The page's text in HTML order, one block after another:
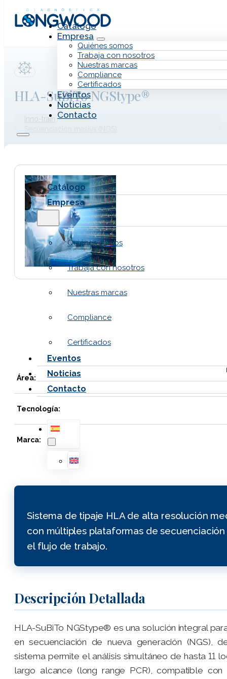
Saltar al contenido principal
Catálogo
Empresa
Quiénes somos
Trabaja con nosotros
Nuestras marcas
Compliance
Certificados
Eventos
Noticias
Contacto
Catálogo
Empresa
Quiénes somos
Trabaja con nosotros
Nuestras marcas
Compliance
Certificados
Eventos
Noticias
Contacto
HLA-SuBiTo NGStype®
Inno-train
Sistema de tipaje HLA de alta resolución
con múltiples plataformas de
el flujo de trabajo.
Descripción Detallada
HLA-SuBiTo NGStype® es una solución integral
en secuenciación de nueva generación (NGS),
sistema permite el análisis simultáneo de hasta 11
largo alcance (long range PCR), compatible
Área:
Tecnología:
Marca: